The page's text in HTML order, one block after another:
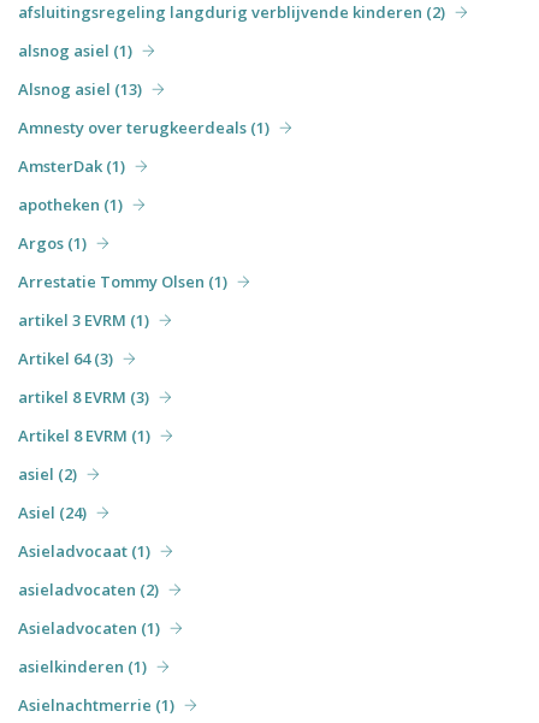
afsluitingsregeling langdurig verblijvende kinderen (2)
alsnog asiel (1)
Alsnog asiel (13)
Amnesty over terugkeerdeals (1)
AmsterDak (1)
apotheken (1)
Argos (1)
Arrestatie Tommy Olsen (1)
artikel 3 EVRM (1)
Artikel 64 (3)
artikel 8 EVRM (3)
Artikel 8 EVRM (1)
asiel (2)
Asiel (24)
Asieladvocaat (1)
asieladvocaten (2)
Asieladvocaten (1)
asielkinderen (1)
Asielnachtmerrie (1)